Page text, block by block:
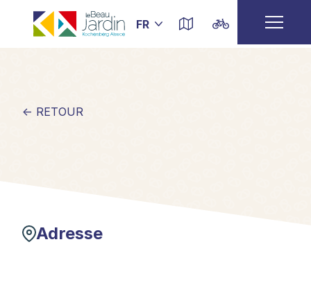
← RETOUR
Adresse